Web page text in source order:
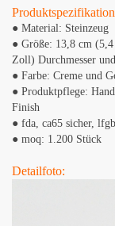
● Material: Steinzeug
● Größe: 13,8 cm
Zoll) Durchmesser
● Farbe: Creme und
● Produktpflege:
Finish
● fda, ​​ca65 sicher,
● moq: 1.200 Stück
Detailfoto: